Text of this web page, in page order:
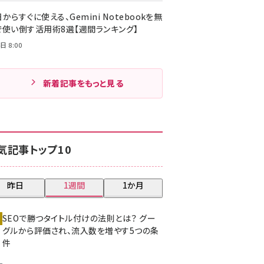
からすぐに使える、Gemini Notebookを無
い倒す活用術8選【週間ランキング】
8:00
新着記事をもっと見る
記事トップ10
昨日 1週間 1か月
SEOで勝つタイトル付けの法則とは？ グー
グルから評価され、流入数を増やす5つの条
件